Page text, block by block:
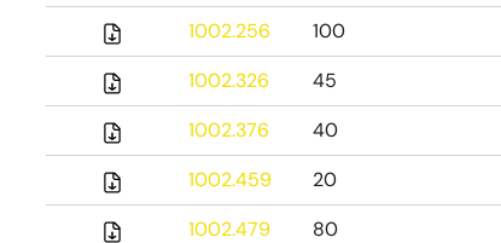
1002.256
100
1002.326
45
1002.376
40
1002.459
20
1002.479
80